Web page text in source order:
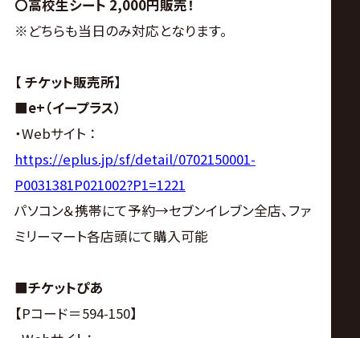
〇高校生シート 2,000円販売！
※どちらも当日のみ対応となります。
【 チケット販売所】
■e+（イープラス）
・Webサイト ：
https://eplus.jp/sf/detail/0702150001-
P0031381P021002?P1=1221
パソコン＆携帯にて予約→セブンイレブン全店、ファ
ミリーマート各店頭にて購入可能
■チケットぴあ
【Pコード＝594-150】